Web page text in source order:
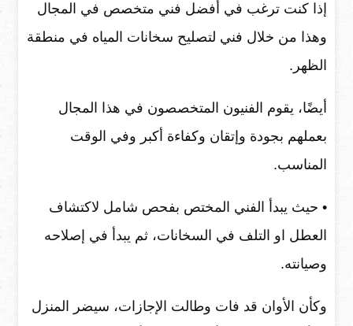
إذا كنت ترغب في أفضل فني متخصص في المجال
وهذا من خلال فني لتصليح سخانات المياه في منطقة
الظهر.
أيضًا، يقوم الفنيون المتخصصون في هذا المجال
بعملهم بجودة وإتقان وكفاءة أكبر وفي الوقت
المناسب.
• حيث يبدأ الفني المختص بفحص شامل لاكتشاف
العطل او التلف في السخانات، ثم يبدأ في إصلاحه
وصيانته.
وكأن الأوان قد فات وطالت الإجازات، سيضر المنزل